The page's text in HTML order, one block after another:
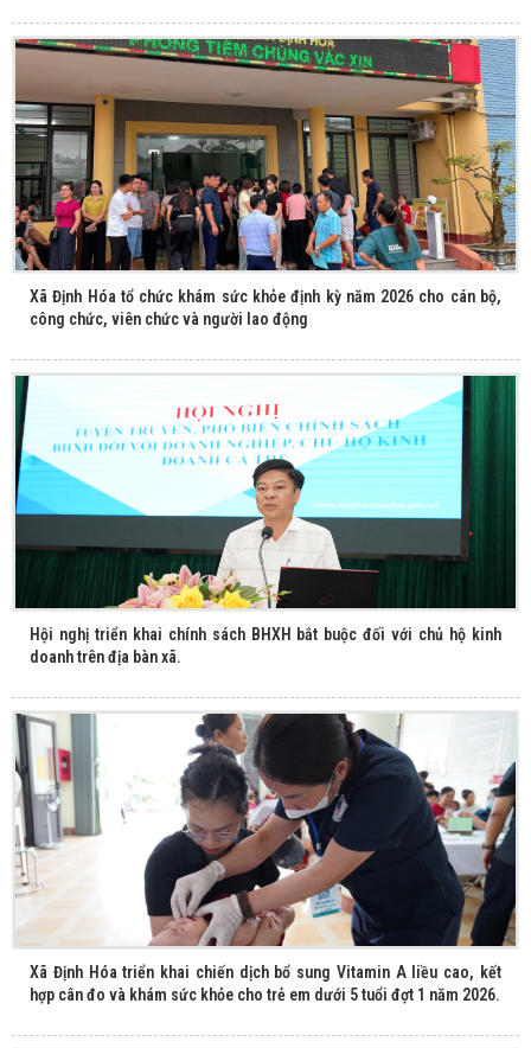
Xã Định Hóa tổ chức khám sức khỏe định kỳ năm 2026 cho cán bộ,
công chức, viên chức và người lao động
Hội nghị triển khai chính sách BHXH bắt buộc đối với chủ hộ kinh
doanh trên địa bàn xã.
Xã Định Hóa triển khai chiến dịch bổ sung Vitamin A liều cao, kết
hợp cân đo và khám sức khỏe cho trẻ em dưới 5 tuổi đợt 1 năm 2026.